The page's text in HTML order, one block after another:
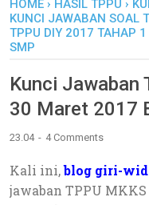
HOME › HASIL TPPU ›
KUNCI JAWABAN SOAL
TPPU DIY 2017 TAHAP 1
SMP
Kunci Jawaban
30 Maret 2017
23.04 4 Comments
Kali ini,blog giri-
jawaban TPPU